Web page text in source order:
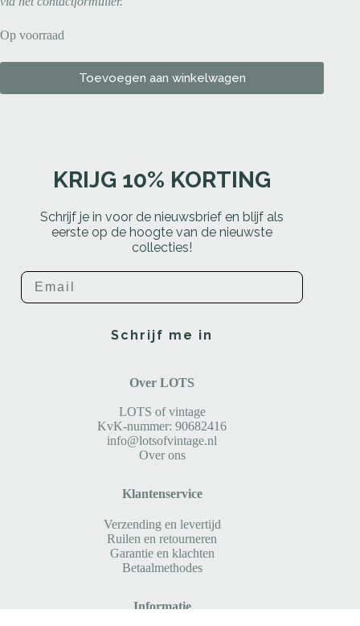
Op voorraad
Toevoegen aan winkelwagen
KRIJG 10% KORTING
Schrijf je in voor de nieuwsbrief en blijf als
eerste op de hoogte van de nieuwste
collecties!
Email
Schrijf me in
Over LOTS
LOTS of vintage
KvK-nummer: 90682416
info@lotsofvintage.nl
Over ons
Klantenservice
Verzending en levertijd
Ruilen en retourneren
Garantie en klachten
Betaalmethodes
Informatie